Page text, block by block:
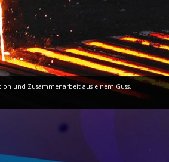
und Zusammenarbeit aus einem Guss.